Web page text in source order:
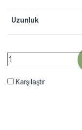
Uzunluk
DRAKA DR 1.0/
Karşılaştır